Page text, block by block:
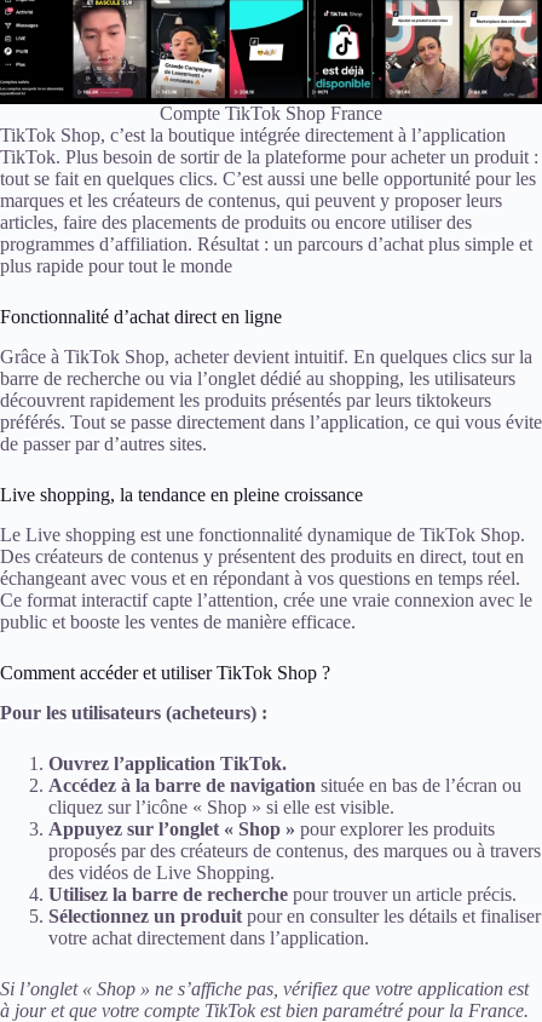
Compte TikTok Shop France
TikTok Shop, c’est la boutique intégrée directement à l’application
TikTok. Plus besoin de sortir de la plateforme pour acheter un produit :
tout se fait en quelques clics. C’est aussi une belle opportunité pour les
marques et les créateurs de contenus, qui peuvent y proposer leurs
articles, faire des placements de produits ou encore utiliser des
programmes d’affiliation. Résultat : un parcours d’achat plus simple et
plus rapide pour tout le monde
Fonctionnalité d’achat direct en ligne
Grâce à TikTok Shop, acheter devient intuitif. En quelques clics sur la
barre de recherche ou via l’onglet dédié au shopping, les utilisateurs
découvrent rapidement les produits présentés par leurs tiktokeurs
préférés. Tout se passe directement dans l’application, ce qui vous évite
de passer par d’autres sites.
Live shopping, la tendance en pleine croissance
Le Live shopping est une fonctionnalité dynamique de TikTok Shop.
Des créateurs de contenus y présentent des produits en direct, tout en
échangeant avec vous et en répondant à vos questions en temps réel.
Ce format interactif capte l’attention, crée une vraie connexion avec le
public et booste les ventes de manière efficace.
Comment accéder et utiliser TikTok Shop ?
Pour les utilisateurs (acheteurs) :
Ouvrez l’application TikTok.
Accédez à la barre de navigation située en bas de l’écran ou
cliquez sur l’icône « Shop » si elle est visible.
Appuyez sur l’onglet « Shop » pour explorer les produits
proposés par des créateurs de contenus, des marques ou à travers
des vidéos de Live Shopping.
Utilisez la barre de recherche pour trouver un article précis.
Sélectionnez un produit pour en consulter les détails et finaliser
votre achat directement dans l’application.
Si l’onglet « Shop » ne s’affiche pas, vérifiez que votre application est
à jour et que votre compte TikTok est bien paramétré pour la France.